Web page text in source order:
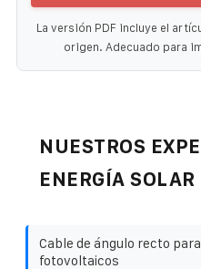
La versión PDF incluye el
origen. Adecuado para
NUESTROS
ENERGÍA
Cable de ángulo recto
fotovoltaicos